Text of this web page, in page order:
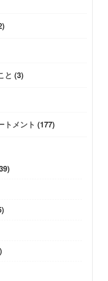
と (3)
トメント (177)